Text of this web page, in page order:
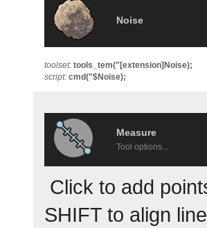
Noise
toolset: tools_tem("[extension]Noise);
script: cmd("$Noise);
Measure
Tool options...
Click to add
SHIFT to align